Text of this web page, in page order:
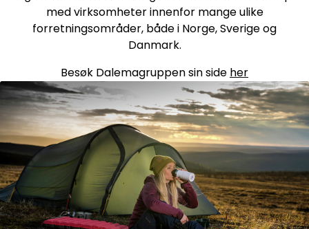
med virksomheter innenfor mange ulike
forretningsområder, både i Norge, Sverige og
Danmark.
Besøk Dalemagruppen sin side her